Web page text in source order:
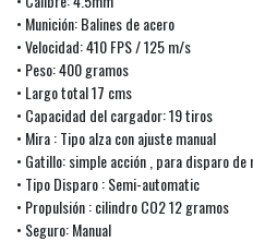
• Munición: Balines de acero
• Velocidad: 410 FPS / 125 m/s
• Peso: 400 gramos
• Largo total 17 cms
• Capacidad del cargador: 19 tiros
• Mira : Tipo alza con ajuste manual
• Gatillo: simple acción , para disparo
• Tipo Disparo : Semi-automatic
• Propulsión : cilindro CO2 12 gramos
• Seguro: Manual